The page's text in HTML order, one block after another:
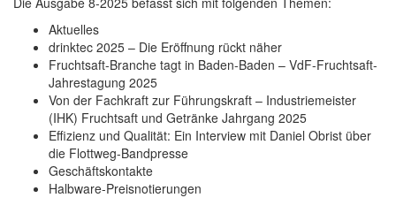
Aktuelles
drinktec 2025 – Die Eröffnung rückt näher
Fruchtsaft-Branche tagt in Baden-Baden – VdF-Fruchtsaft-
Jahrestagung 2025
Von der Fachkraft zur Führungskraft – Industriemeister
(IHK) Fruchtsaft und Getränke Jahrgang 2025
Effizienz und Qualität: Ein Interview mit Daniel Obrist über
die Flottweg-Bandpresse
Geschäftskontakte
Halbware-Preisnotierungen